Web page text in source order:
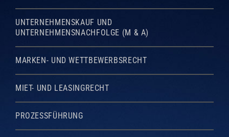
UNTERNEHMENSKAUF UND
UNTERNEHMENSNACHFOLGE (M & A)
MARKEN- UND WETTBEWERBSRECHT
MIET- UND LEASINGRECHT
PROZESSFÜHRUNG